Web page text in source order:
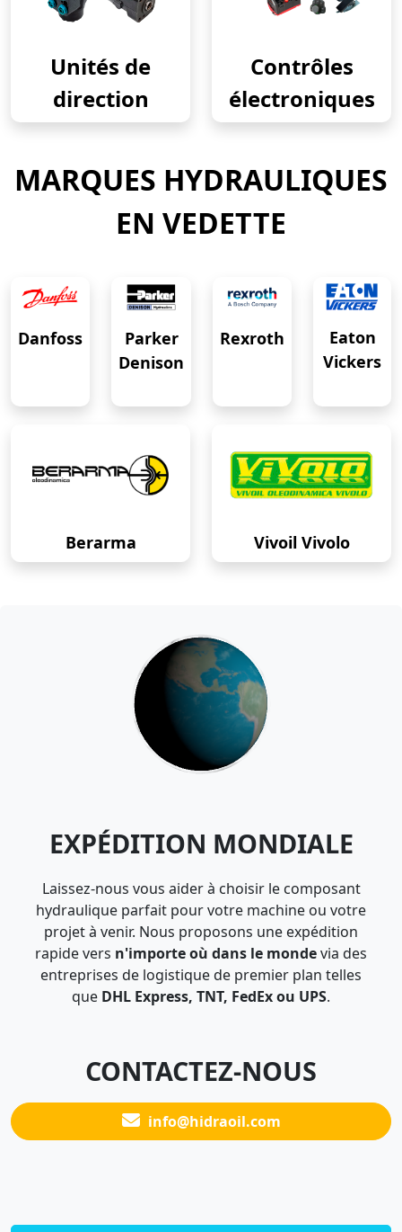
Unités de
direction
Contrôles
électroniques
MARQUES HYDRAULIQUES
EN VEDETTE
Danfoss
Parker
Denison
Rexroth
Eaton
Vickers
Berarma Vivoil Vivolo
EXPÉDITION MONDIALE
Laissez-nous vous aider à choisir le composant
hydraulique parfait pour votre machine ou votre
projet à venir. Nous proposons une expédition
rapide vers n'importe où dans le mondevia des
entreprises de logistique de premier plan telles
que DHL Express, TNT, FedEx ou UPS.
CONTACTEZ-NOUS
info@hidraoil.com